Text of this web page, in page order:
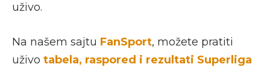
uživo.
Na našem sajtu FanSport, možete pratiti
uživo tabela, raspored i rezultati Superliga